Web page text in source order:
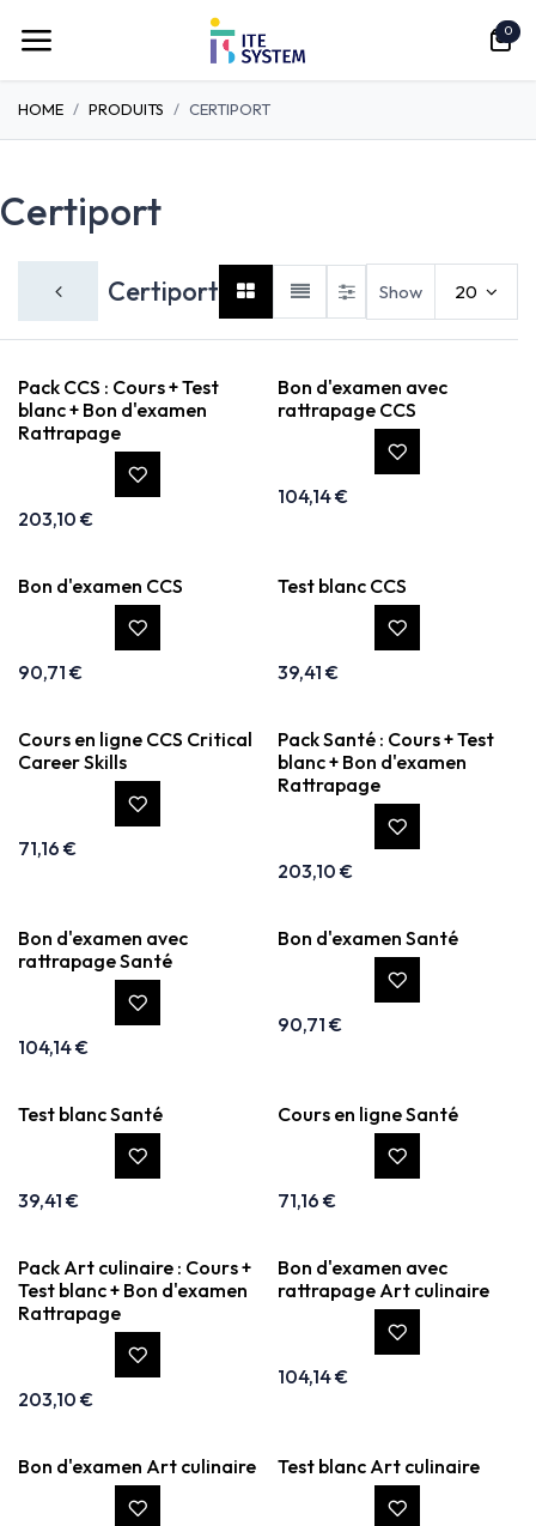
0
HOME PRODUITS CERTIPORT
Certiport
Certiport Show 20
Pack CCS : Cours + Test
blanc + Bon d'examen
Rattrapage
203,10 €
Bon d'examen avec
rattrapage CCS
104,14€
Bon d'examen CCS
90,71 €
Test blanc CCS
39,41 €
Cours en ligne CCS Critical
Career Skills
71,16 €
Pack Santé : Cours + Test
blanc + Bon d'examen
Rattrapage
203,10 €
Bon d'examen avec
rattrapage Santé
104,14€
Bon d'examen Santé
90,71 €
Test blanc Santé
39,41 €
Cours en ligne Santé
71,16 €
Pack Art culinaire : Cours +
Test blanc + Bon d'examen
Rattrapage
203,10 €
Bon d'examen avec
rattrapage Art culinaire
104,14€
Bon d'examen Art culinaire Test blanc Art culinaire